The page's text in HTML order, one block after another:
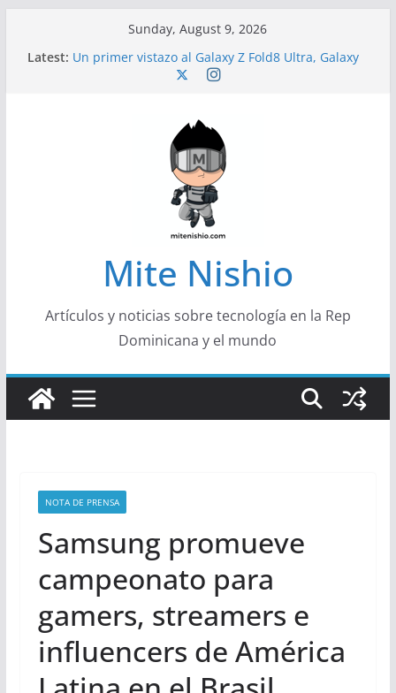
Sunday, August 9, 2026
Latest: Un primer vistazo al Galaxy Z Fold8 Ultra, Galaxy
Z Fold8 y Galaxy Z Flip8
Conferencistas analizarán los desafíos que
redefinen el futuro de las finanzas y la economía
Segunda edición de Marketing Unplugged
impulsa el marketing con propósito
Alerta sobre nueva campaña de ciberataques
que afecta a organizaciones de América Latina
Mite Nishio
Artículos y noticias sobre tecnología en la Rep
Dominicana y el mundo
NOTA DE PRENSA
Samsung promueve
campeonato para
gamers, streamers e
influencers de América